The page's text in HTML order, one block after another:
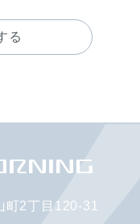
町2丁目120-31